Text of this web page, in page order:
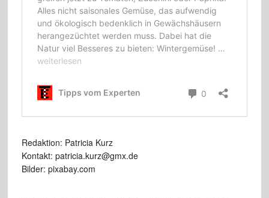
Redaktion: Patricia Kurz
Kontakt: patricia.kurz@gmx.de
Bilder: pixabay.com